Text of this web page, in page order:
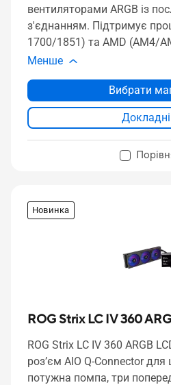
вентиляторами ARGB із
з'єднанням. Підтримує
1700/1851) та AMD (AM4/
Менше
Вибрати
Новинка
ROG Strix LC IV 360
ROG Strix LC IV 360 ARGB
роз’єм AIO Q-Connector
потужна помпа, три